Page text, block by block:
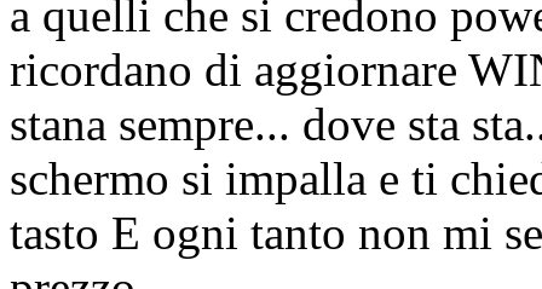
a quelli che si credono
ricordano di aggiornare
stana sempre... dove sta
schermo si impalla e ti
tasto E ogni tanto non mi